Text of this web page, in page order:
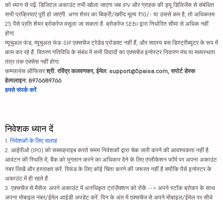
को ध्यान से पढ़ें. डिजिटल अकाउंट तभी खोला जाएगा जब IPV और ग्राहक की ड्यू डिलिजेंस से संबंधित
सभी प्रक्रियाएं पूरी हो जाएंगी. अगर शेयर का बिक्री/खरीद मूल्य ₹10/- या उससे कम है, तो अधिकतम
25 पैसे प्रति शेयर ब्रोकरेज वसूला जा सकता है. ब्रोकरेज SEBI द्वारा निर्धारित सीमा से अधिक नहीं
होगा.
म्यूचुअल फंड, म्यूचुअल फंड-SIP एक्सचेंज ट्रेडेड प्रोडक्ट नहीं हैं, और सदस्य बस डिस्ट्रीब्यूटर के रूप में
काम कर रहे हैं. वितरण गतिविधि के संबंध में सभी विवादों का एक्सचेंज इन्वेस्टर निवारण मंच या मध्यस्थता
तंत्र तक एक्सेस नहीं होगा.
कम्प्लायंस ऑफिसर:श्री. रविंद्र कलवणकर, ईमेल: support@5paisa.com, सपोर्ट डेस्क
हेल्पलाइन: 8976689766
हमसे संपर्क करें
निवेशक ध्यान दें
1. निवेशकों के लिए सलाह
2. आईपीओ (IPO) को सब्सक्राइब करते समय निवेशकों द्वारा चेक जारी करने की आवश्यकता नहीं है.
आवंटन की स्थिति में, बैंक को भुगतान करने का अधिकार देने के लिए एप्लीकेशन फॉर्म पर अपना अकाउंट
नंबर लिखें और हस्ताक्षर करें. रिफंड के लिए कोई चिंता करने की जरूरत नहीं है क्योंकि पैसे इन्वेस्टर के
अकाउंट में ही रहते हैं.
3. एक्सचेंज से मैसेज: अपने अकाउंट में अनधिकृत ट्रांज़ैक्शन को रोकें --> अपने स्टॉक ब्रोकर के साथ
अपना मोबाइल नंबर/ईमेल आईडी अपडेट करें. दिन के अंत में एक्सचेंज से अपने मोबाइल/ईमेल पर सीधे